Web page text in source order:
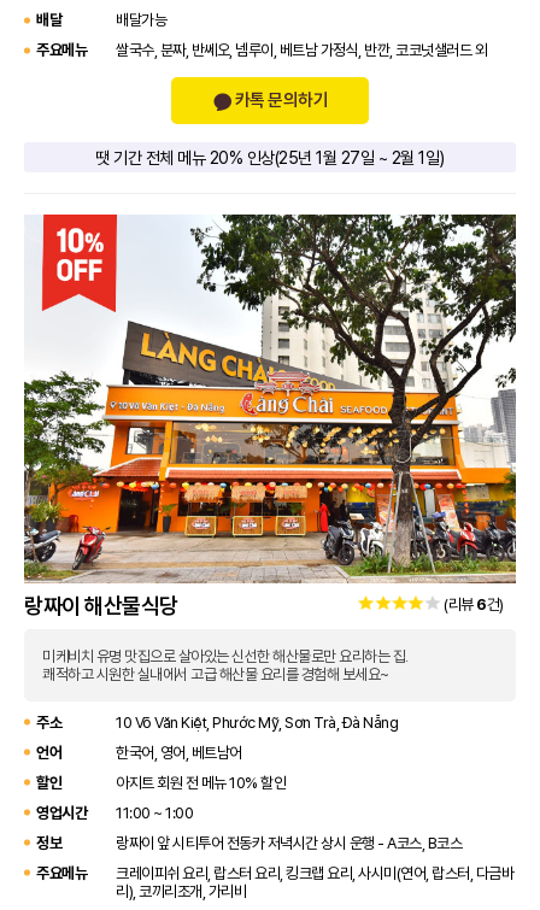
배달
배달가능
주요메뉴
쌀국수, 분짜, 반쎄오, 넴루이, 베트남 가정식, 반깐, 코코넛샐러드 외
카톡 문의하기
땟 기간 전체 메뉴 20% 인상(25년 1월 27일 ~ 2월 1일)
랑짜이 해산물식당 (리뷰6건)
미케비치 유명 맛집으로 살아있는 신선한 해산물로만 요리하는 집.
쾌적하고 시원한 실내에서 고급 해산물 요리를 경험해 보세요~
주소
10 Võ Văn Kiệt, Phước Mỹ, Sơn Trà, Đà Nẵng
언어
한국어, 영어, 베트남어
할인
아지트 회원 전 메뉴 10% 할인
영업시간
11:00 ~ 1:00
정보
랑짜이 앞 시티투어 전동카 저녁시간 상시 운행 - A코스, B코스
주요메뉴
크레이피쉬 요리, 랍스터 요리, 킹크랩 요리, 사시미(연어, 랍스터, 다금바
리), 코끼리조개, 가리비